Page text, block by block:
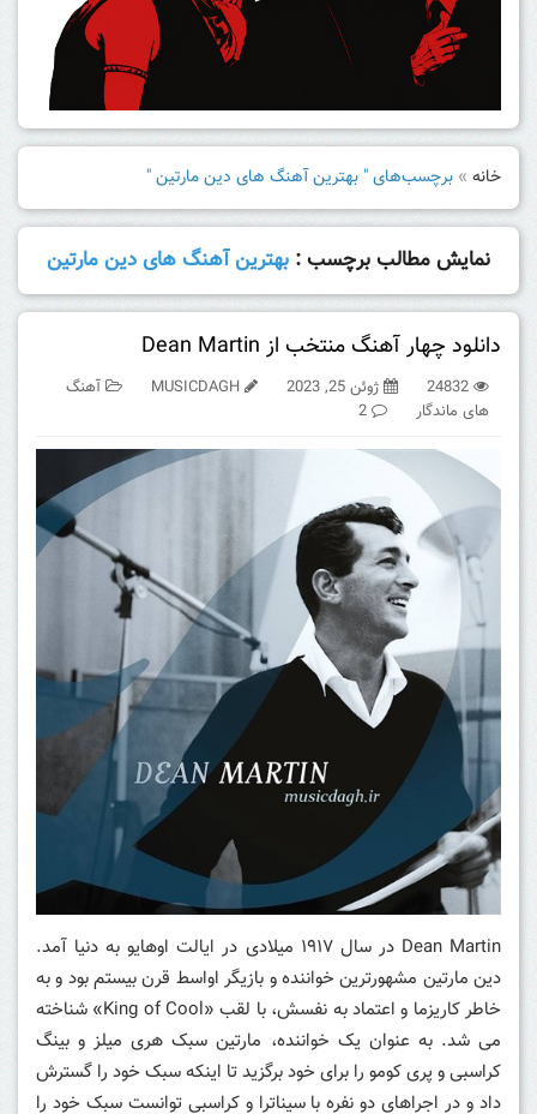
خانه » برچسب‌های " بهترین آهنگ های دین مارتین "
نمایش مطالب برچسب : بهترین آهنگ های دین مارتین
دانلود چهار آهنگ منتخب از Dean Martin
24832 ژوئن 25, 2023 MUSICDAGH
آهنگ
های ماندگار
2
Dean Martin
در سال ۱۹۱۷ میلادی در ایالت اوهایو به دنیا آمد.
دین مارتین مشهورترین خواننده و بازیگر اواسط قرن بیستم بود و به
خاطر کاریزما و اعتماد به نفسش، با لقب «King of Cool» شناخته
می شد. به عنوان یک خواننده، مارتین سبک هری میلز و بینگ
کراسبی و پری کومو را برای خود برگزید تا اینکه سبک خود را گسترش
داد و در اجراهای دو نفره با سیناترا و کراسبی توانست سبک خود را